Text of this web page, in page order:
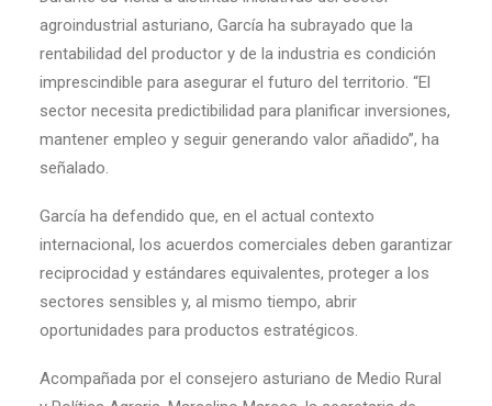
agroindustrial asturiano, García ha subrayado que la
rentabilidad del productor y de la industria es condición
imprescindible para asegurar el futuro del territorio. “El
sector necesita predictibilidad para planificar inversiones,
mantener empleo y seguir generando valor añadido”, ha
señalado.
García ha defendido que, en el actual contexto
internacional, los acuerdos comerciales deben garantizar
reciprocidad y estándares equivalentes, proteger a los
sectores sensibles y, al mismo tiempo, abrir
oportunidades para productos estratégicos.
Acompañada por el consejero asturiano de Medio Rural